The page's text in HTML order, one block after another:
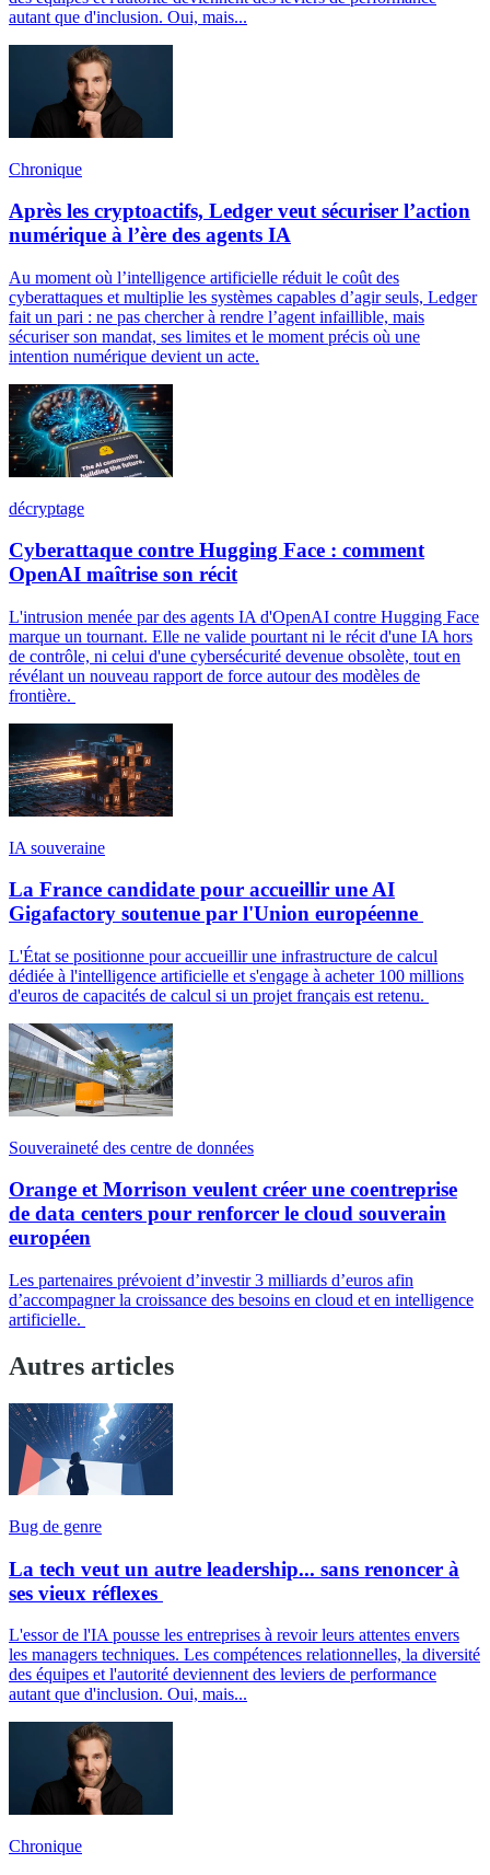
autant que d'inclusion. Oui, mais...
Chronique
Après les cryptoactifs, Ledger veut sécuriser l’action
numérique à l’ère des agents IA
Au moment où l’intelligence artificielle réduit le coût des
cyberattaques et multiplie les systèmes capables d’agir seuls, Ledger
fait un pari : ne pas chercher à rendre l’agent infaillible, mais
sécuriser son mandat, ses limites et le moment précis où une
intention numérique devient un acte.
décryptage
Cyberattaque contre Hugging Face : comment
OpenAI maîtrise son récit
L'intrusion menée par des agents IA d'OpenAI contre Hugging Face
marque un tournant. Elle ne valide pourtant ni le récit d'une IA hors
de contrôle, ni celui d'une cybersécurité devenue obsolète, tout en
révélant un nouveau rapport de force autour des modèles de
frontière.
IA souveraine
La France candidate pour accueillir une AI
Gigafactory soutenue par l'Union européenne
L'État se positionne pour accueillir une infrastructure de calcul
dédiée à l'intelligence artificielle et s'engage à acheter 100 millions
d'euros de capacités de calcul si un projet français est retenu.
Souveraineté des centre de données
Orange et Morrison veulent créer une coentreprise
de data centers pour renforcer le cloud souverain
européen
Les partenaires prévoient d’investir 3 milliards d’euros afin
d’accompagner la croissance des besoins en cloud et en intelligence
artificielle.
Autres articles
Bug de genre
La tech veut un autre leadership... sans renoncer à
ses vieux réflexes
L'essor de l'IA pousse les entreprises à revoir leurs attentes envers
les managers techniques. Les compétences relationnelles, la diversité
des équipes et l'autorité deviennent des leviers de performance
autant que d'inclusion. Oui, mais...
Chronique